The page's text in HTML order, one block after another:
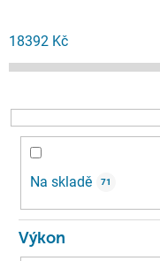
í
p
o
d
ů
18392 Kč
Na skladě 71
Výkon